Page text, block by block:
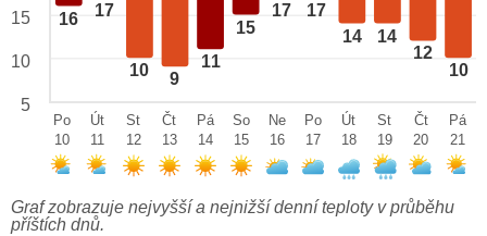
16 17
10 9
11
15
17 17
14 14
12
10
15
10
5
Po
10
Út
11
St
12
Čt
13
Pá
14
So
15
Ne
16
Po
17
Út
18
St
19
Čt
20
Pá
21
Graf zobrazuje nejvyšší a nejnižší denní teploty v průběhu
příštích dnů.